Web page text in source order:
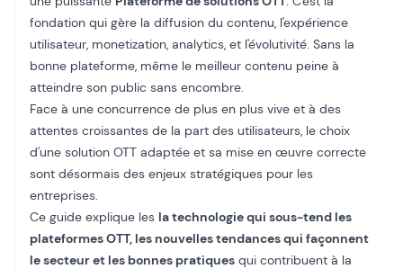
fondation qui gère la diffusion du contenu, l'expérience
utilisateur, monetization, analytics, et l'évolutivité. Sans la
bonne plateforme, même le meilleur contenu peine à
atteindre son public sans encombre.
Face à une concurrence de plus en plus vive et à des
attentes croissantes de la part des utilisateurs, le choix
d'une solution OTT adaptée et sa mise en œuvre correcte
sont désormais des enjeux stratégiques pour les
entreprises.
Ce guide explique les la technologie qui sous-tend les
plateformes OTT, les nouvelles tendances qui façonnent
le secteur et les bonnes pratiques qui contribuent à la